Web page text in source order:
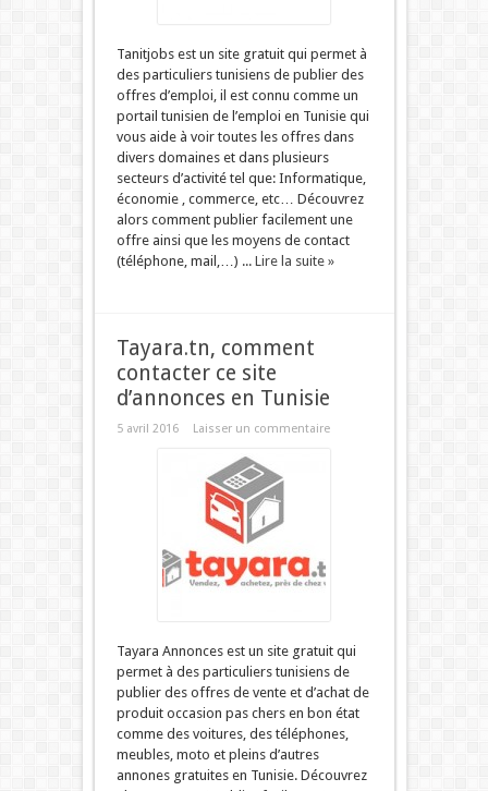
Tanitjobs est un site gratuit qui permet à
des particuliers tunisiens de publier des
offres d’emploi, il est connu comme un
portail tunisien de l’emploi en Tunisie qui
vous aide à voir toutes les offres dans
divers domaines et dans plusieurs
secteurs d’activité tel que: Informatique,
économie , commerce, etc… Découvrez
alors comment publier facilement une
offre ainsi que les moyens de contact
(téléphone, mail,…) ... Lire la suite »
Tayara.tn, comment
contacter ce site
d’annonces en Tunisie
5 avril 2016 Laisser un commentaire
Tayara Annonces est un site gratuit qui
permet à des particuliers tunisiens de
publier des offres de vente et d’achat de
produit occasion pas chers en bon état
comme des voitures, des téléphones,
meubles, moto et pleins d’autres
annones gratuites en Tunisie. Découvrez